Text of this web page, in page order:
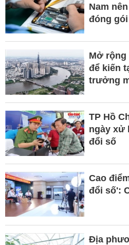
Nam
đóng
Mở rộng
để kiến
trưởng
TP Hồ
ngày xử
đổi số
Cao
đổi số':
Địa